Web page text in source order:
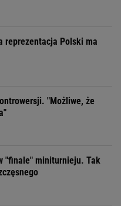
reprezentacja Polski ma
"Możliwe, że
"finale" miniturnieju. Tak